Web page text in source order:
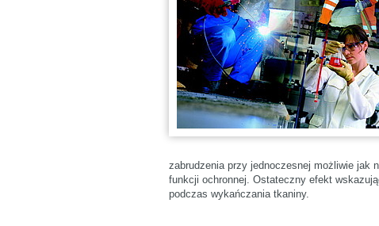
zabrudzenia przy jednoczesnej możliwie jak
funkcji ochronnej. Ostateczny efekt
podczas wykańczania tkaniny.